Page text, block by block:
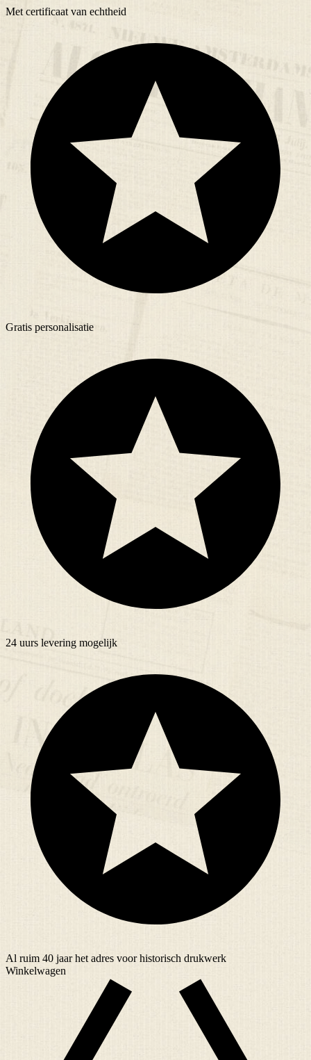
Met certificaat van echtheid
Gratis personalisatie
24 uurs levering mogelijk
Al ruim 40 jaarhet adres voor historisch drukwerk
Winkelwagen